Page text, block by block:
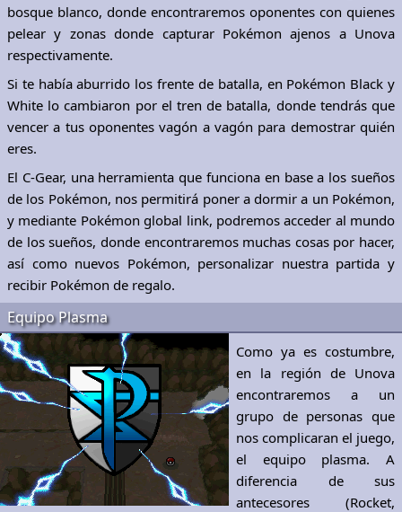
bosque blanco, donde encontraremos oponentes con quienes
pelear y zonas donde capturar Pokémon ajenos a Unova
respectivamente.
Si te había aburrido los frente de batalla, en Pokémon Black y
White lo cambiaron por el tren de batalla, donde tendrás que
vencer a tus oponentes vagón a vagón para demostrar quién
eres.
El C-Gear, una herramienta que funciona en base a los sueños
de los Pokémon, nos permitirá poner a dormir a un Pokémon,
y mediante Pokémon global link, podremos acceder al mundo
de los sueños, donde encontraremos muchas cosas por hacer,
así como nuevos Pokémon, personalizar nuestra partida y
recibir Pokémon de regalo.
Equipo Plasma
Como ya es costumbre,
en la región de Unova
encontraremos a un
grupo de personas que
nos complicaran el juego,
el equipo plasma. A
diferencia de sus
antecesores (Rocket,